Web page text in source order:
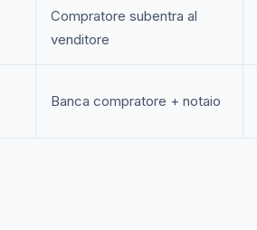
Compratore subentra al
venditore
Banca compratore + notaio